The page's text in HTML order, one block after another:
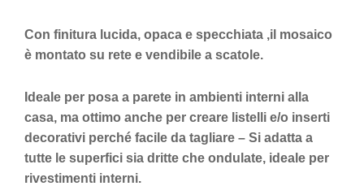
Con finitura lucida, opaca e specchiata ,il mosaico
è montato su rete e vendibile a scatole.
Ideale per posa a parete in ambienti interni alla
casa, ma ottimo anche per creare listelli e/o inserti
decorativi perché facile da tagliare – Si adatta a
tutte le superfici sia dritte che ondulate, ideale per
rivestimenti interni.